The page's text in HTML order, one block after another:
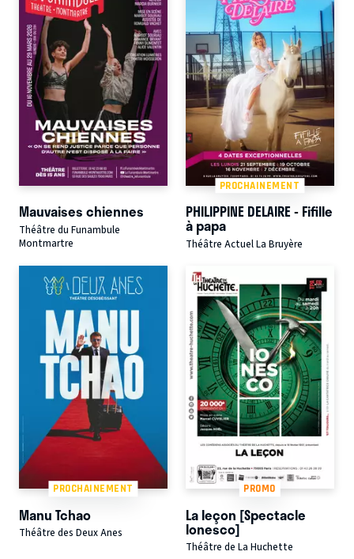
Mauvaises chiennes
Théâtre du Funambule
Montmartre
PROCHAINEMENT
PHILIPPINE DELAIRE - Fifille
à papa
Théâtre Actuel La Bruyère
PROCHAINEMENT
Manu Tchao
Théâtre des Deux Anes
PROMO
La leçon [Spectacle
Ionesco]
Théâtre de La Huchette